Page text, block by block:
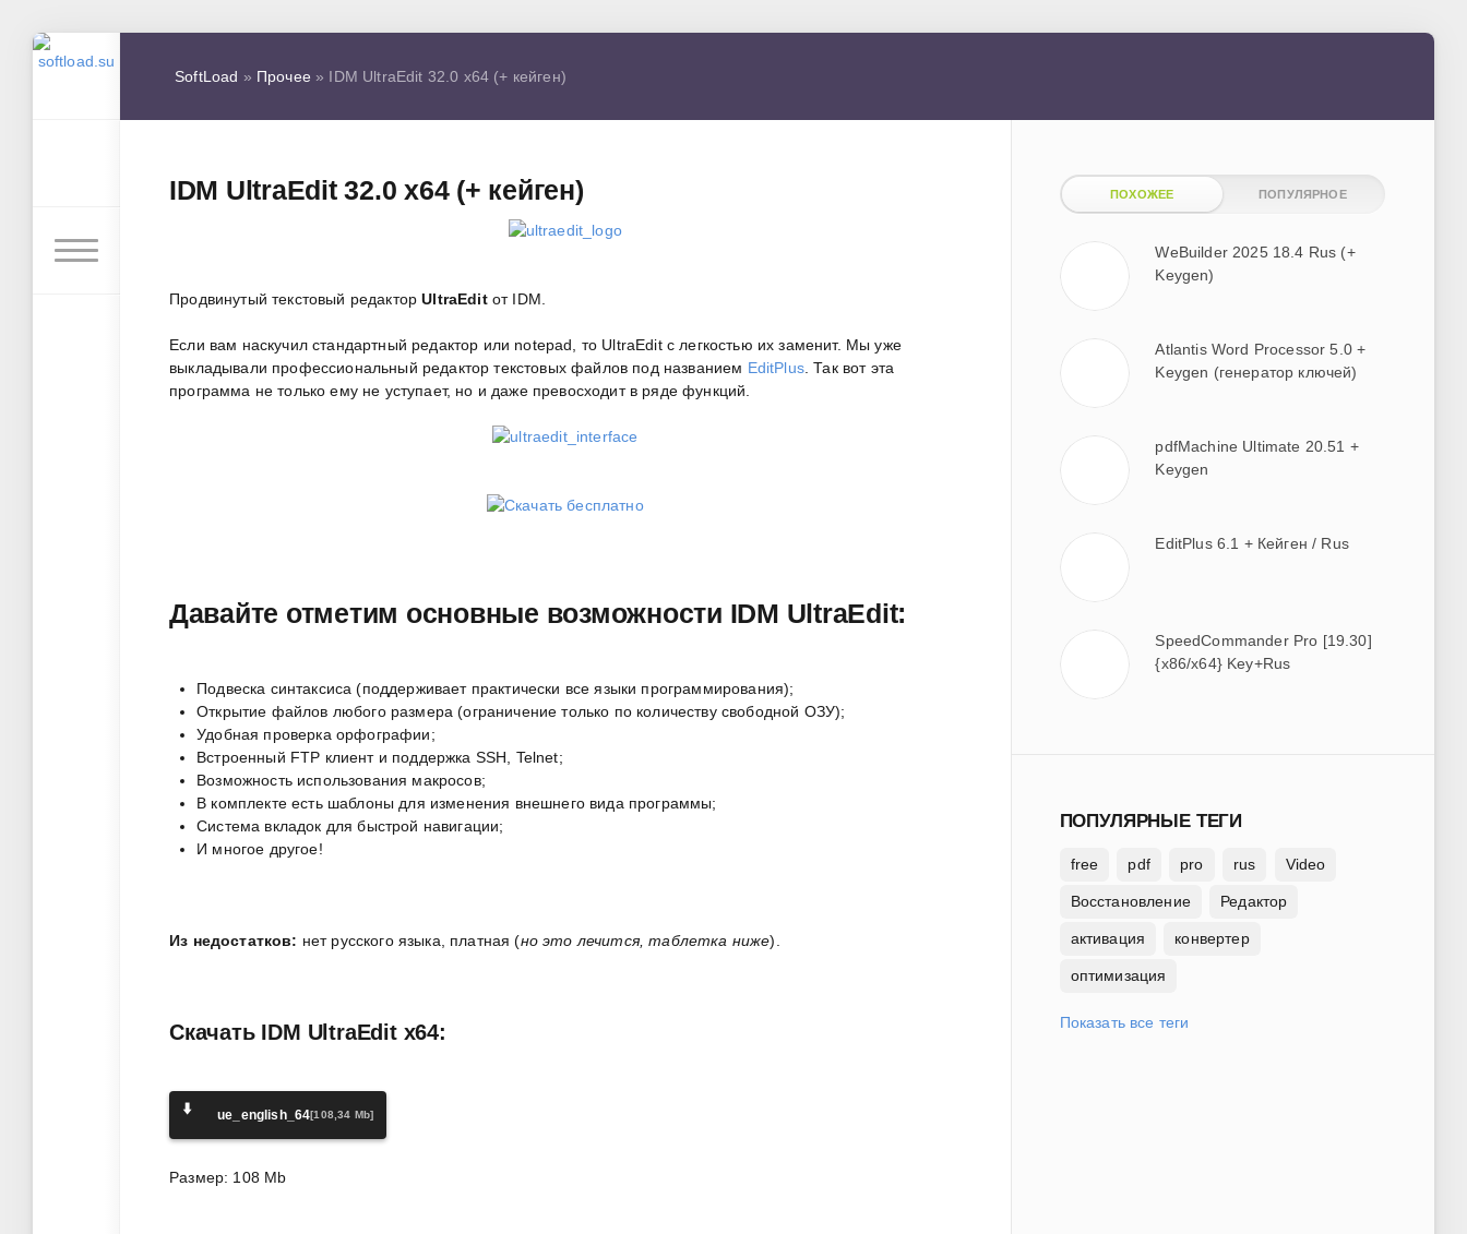
SoftLoad » Прочее » IDM UltraEdit 32.0 x64 (+ кейген)
IDM UltraEdit 32.0 x64 (+ кейген)
Продвинутый текстовый редакторUltraEditот IDM.
Если вам наскучил стандартный редактор или notepad, то UltraEdit с легкостью их заменит. Мы уже
выкладывали профессиональный редактор текстовых файлов под названием EditPlus. Так вот эта
программа не только ему не уступает, но и даже превосходит в ряде функций.
Давайте отметим основные возможности IDM UltraEdit:
Подвеска синтаксиса (поддерживает практически все языки программирования);
Открытие файлов любого размера (ограничение только по количеству свободной ОЗУ);
Удобная проверка орфографии;
Встроенный FTP клиент и поддержка SSH, Telnet;
Возможность использования макросов;
В комплекте есть шаблоны для изменения внешнего вида программы;
Система вкладок для быстрой навигации;
И многое другое!
Из недостатков: нет русского языка, платная (но это лечится, таблетка ниже).
Скачать IDM UltraEdit x64:
⬇️ ue_english_64[108,34 Mb]
Размер: 108 Mb
ПОХОЖЕЕ ПОПУЛЯРНОЕ
WeBuilder 2025 18.4 Rus (+
Keygen)
Atlantis Word Processor 5.0 +
Keygen (генератор ключей)
pdfMachine Ultimate 20.51 +
Keygen
EditPlus 6.1 + Кейген / Rus
SpeedCommander Pro [19.30]
{x86/x64} Key+Rus
ПОПУЛЯРНЫЕ ТЕГИ
free pdf pro rus Video
Восстановление Редактор
активация конвертер
оптимизация
Показать все теги